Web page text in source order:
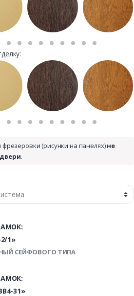
(рисунки на панелях)не
.
1»
СЕЙФОВОГО ТИПА
31»